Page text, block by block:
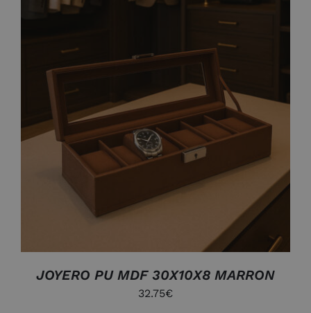
/
JOYERO PU MDF 30X10X8 MARRON
32.75€